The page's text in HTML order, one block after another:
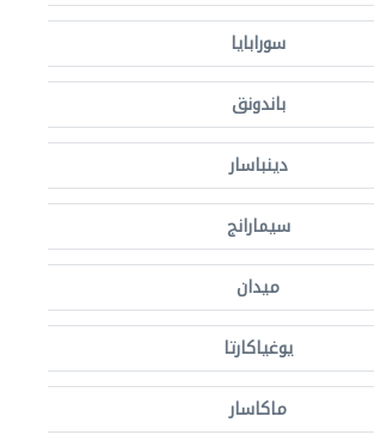
سورابايا
باندونق
دينباسار
سيمارانج
ميدان
يوغياكارتا
ماكاسار